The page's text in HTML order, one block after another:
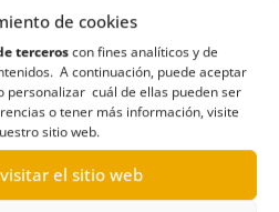
de cookies
terceroscon fines analíticos y de
A continuación, puede aceptar
personalizar cuál de ellas pueden ser
o tener más información, visite
sitio web.
el sitio web
de
a declaración de
causas de
del alcalde (25-II-